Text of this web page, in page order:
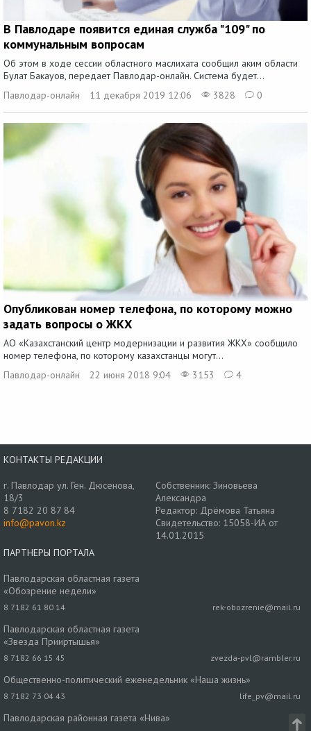
В Павлодаре появится единая служба "109" по
коммунальным вопросам
Об этом в ходе сессии областного маслихата сообщил аким области
Булат Бакауов, передает Павлодар-онлайн. Система будет...
Павлодар-онлайн
11 декабря 2019 12:06 3828 0
Опубликован номер телефона, по которому можно
задать вопросы о ЖКХ
АО «Казахстанский центр модернизации и развития ЖКХ» сообщило
номер телефона, по которому казахстанцы могут...
Павлодар-онлайн
22 июня 2018 9:04 3153 4
КОНТАКТЫ РЕДАКЦИИ
г. Павлодар ул. Ген. Дюсенова,
18/3
8 7182 20 87 84
info@pavon.kz
Собственник: Зиновьева
Александра
Редактор: Дрёмова Татьяна
Свидетельство: 15058-ИА от
14.01.2015
ПАРТНЕРЫ ПОРТАЛА
Павлодарская областная газета
«Обозрение недели»
8 7182 61 80 14 rek-obozrenie@mail.ru
Павлодарская областная газета
«Звезда Прииртышья»
8 7182 66 15 45 zvezda-pvl@rambler.ru
Общественно-политический еженедельник «Наша жизнь»
8 7182 73 04 43 life_pv@mail.ru
Павлодарская районная газета «Нива»